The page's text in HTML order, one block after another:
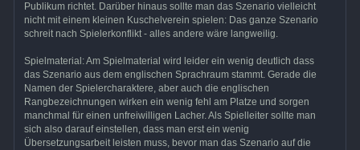
Publikum richtet. Darüber hinaus sollte man das Szenario vielleicht
nicht mit einem kleinen Kuschelverein spielen: Das ganze Szenario
schreit nach Spielerkonflikt - alles andere wäre langweilig.
Spielmaterial: Am Spielmaterial wird leider ein wenig deutlich dass
das Szenario aus dem englischen Sprachraum stammt. Gerade die
Namen der Spielercharaktere, aber auch die englischen
Rangbezeichnungen wirken ein wenig fehl am Platze und sorgen
manchmal für einen unfreiwilligen Lacher. Als Spielleiter sollte man
sich also darauf einstellen, dass man erst ein wenig
Übersetzungsarbeit leisten muss, bevor man das Szenario auf die